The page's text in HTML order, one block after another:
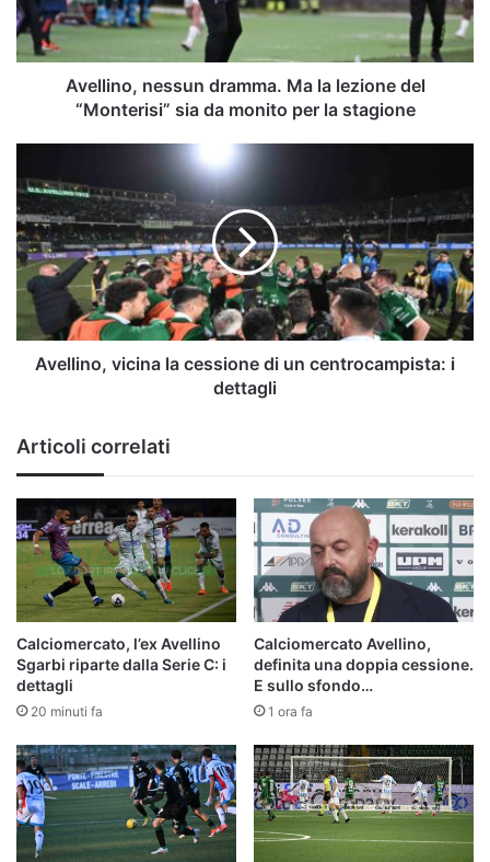
del
“Monterisi”
sia
Avellino, nessun dramma. Ma la lezione del
“Monterisi” sia da monito per la stagione
vicina
la
cessione
di
un
centrocampista:
i
dettagli
Avellino, vicina la cessione di un centrocampista: i
dettagli
Articoli correlati
Calciomercato, l’ex Avellino
Sgarbi riparte dalla Serie C: i
dettagli
20 minuti fa
Calciomercato Avellino,
definita una doppia cessione.
E sullo sfondo…
1 ora fa